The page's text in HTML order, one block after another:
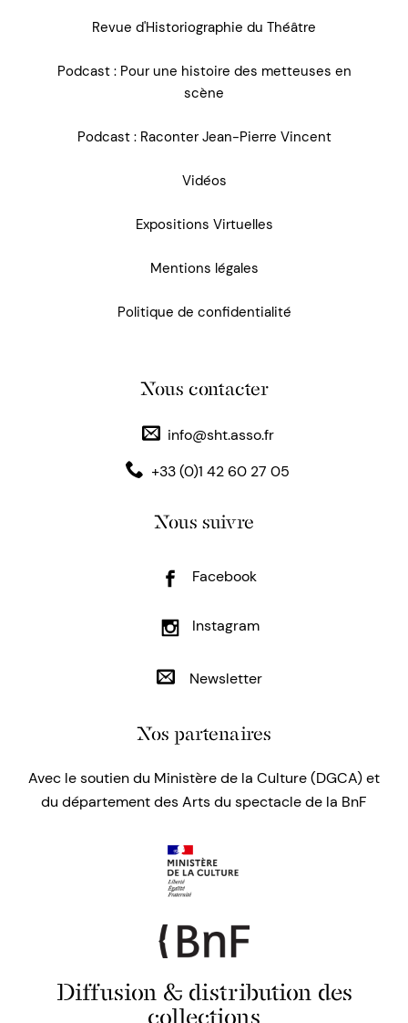
Revue d'Historiographie du Théâtre
Podcast : Pour une histoire des metteuses en
scène
Podcast : Raconter Jean-Pierre Vincent
Vidéos
Expositions Virtuelles
Mentions légales
Politique de confidentialité
Nous contacter
info@sht.asso.fr
+33 (0)1 42 60 27 05
Nous suivre
Facebook
Instagram
Newsletter
Nos partenaires
Avec le soutien du Ministère de la Culture (DGCA) et
du département des Arts du spectacle de la BnF
Diffusion & distribution des
collections